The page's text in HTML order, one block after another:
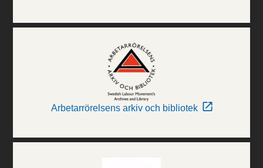
Arbetarrörelsens arkiv och bibliotek